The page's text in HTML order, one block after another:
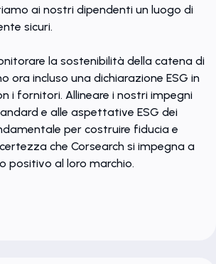
ai nostri dipendenti un luogo di
sicuri.
la sostenibilità della catena di
ora incluso una dichiarazione ESG in
i fornitori. Allineare i nostri impegni
e alle aspettative ESG dei
per costruire fiducia e
che Corsearch si impegna a
positivo al loro marchio.